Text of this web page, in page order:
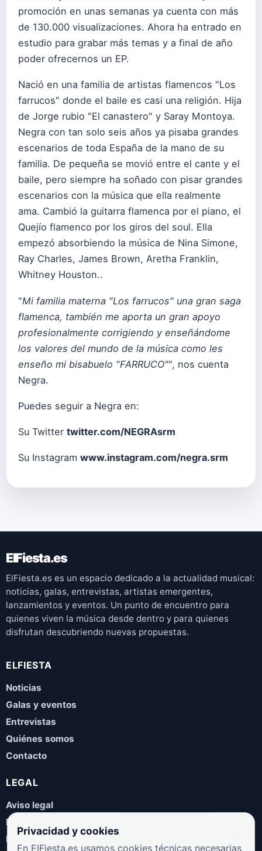
promoción en unas semanas ya cuenta con más
de 130.000 visualizaciones. Ahora ha entrado en
estudio para grabar más temas y a final de año
poder ofrecernos un EP.
Nació en una familia de artistas flamencos "Los
farrucos" donde el baile es casi una religión. Hija
de Jorge rubio "El canastero" y Saray Montoya.
Negra con tan solo seis años ya pisaba grandes
escenarios de toda España de la mano de su
familia. De pequeña se movió entre el cante y el
baile, pero siempre ha soñado con pisar grandes
escenarios con la música que ella realmente
ama. Cambió la guitarra flamenca por el piano, el
Quejío flamenco por los giros del soul. Ella
empezó absorbiendo la música de Nina Simone,
Ray Charles, James Brown, Aretha Franklin,
Whitney Houston..
"Mi familia materna "Los farrucos" una gran saga
flamenca, también me aporta un gran apoyo
profesionalmente corrigiendo y enseñándome
los valores del mundo de la música como les
enseño mi bisabuelo "FARRUCO"", nos cuenta
Negra.
Puedes seguir a Negra en:
Su Twitter twitter.com/NEGRAsrm
Su Instagram www.instagram.com/negra.srm
ElFiesta.es
ElFiesta.es es un espacio dedicado a la actualidad musical:
noticias, galas, entrevistas, artistas emergentes,
lanzamientos y eventos. Un punto de encuentro para
quienes viven la música desde dentro y para quienes
disfrutan descubriendo nuevas propuestas.
ELFIESTA
Noticias
Galas y eventos
Entrevistas
Quiénes somos
Contacto
LEGAL
Aviso legal
Política de privacidad
Política de cookies
Privacidad y cookies
En ElFiesta.es usamos cookies técnicas necesarias